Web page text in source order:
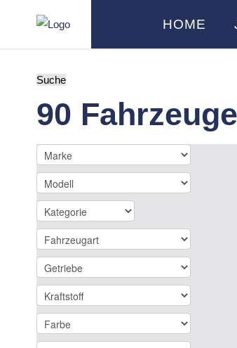
HOME
Suche
90